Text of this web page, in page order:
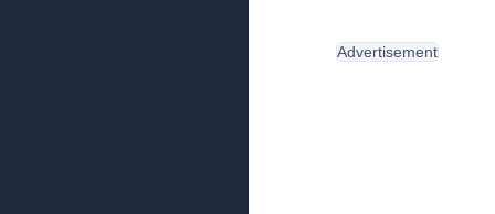
Advertisement